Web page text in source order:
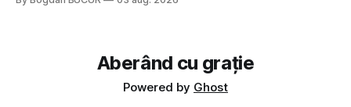
fine dining din alte show-uri... așa că am zis pas. Apoi ceva,
Aberând cu grație
Powered by Ghost